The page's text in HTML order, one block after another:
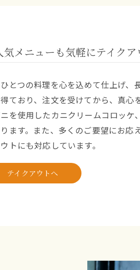
気メニューも気軽にテイク
とつの料理を心を込めて仕上げ
ており、注文を受けてから、真心
を使用したカニクリームコロッ
ます。また、多くのご要望にお
トにも対応しています。
テイクアウトへ